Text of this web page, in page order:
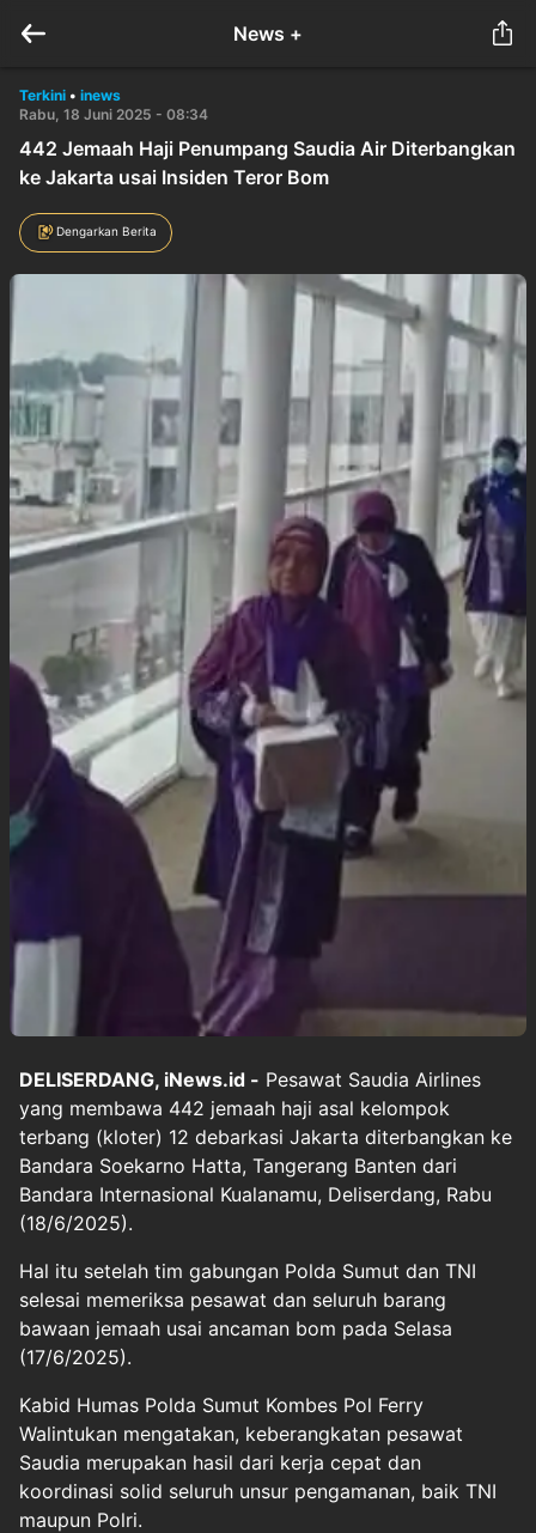
News +
Terkini • inews
Rabu, 18 Juni 2025 - 08:34
442 Jemaah Haji Penumpang Saudia Air Diterbangkan
ke Jakarta usai Insiden Teror Bom
Dengarkan Berita
DELISERDANG, iNews.id - Pesawat Saudia Airlines
yang membawa 442 jemaah haji asal kelompok
terbang (kloter) 12 debarkasi Jakarta diterbangkan ke
Bandara Soekarno Hatta, Tangerang Banten dari
Bandara Internasional Kualanamu, Deliserdang, Rabu
(18/6/2025).
Hal itu setelah tim gabungan Polda Sumut dan TNI
selesai memeriksa pesawat dan seluruh barang
bawaan jemaah usai ancaman bom pada Selasa
(17/6/2025).
Kabid Humas Polda Sumut Kombes Pol Ferry
Walintukan mengatakan, keberangkatan pesawat
Saudia merupakan hasil dari kerja cepat dan
koordinasi solid seluruh unsur pengamanan, baik TNI
maupun Polri.